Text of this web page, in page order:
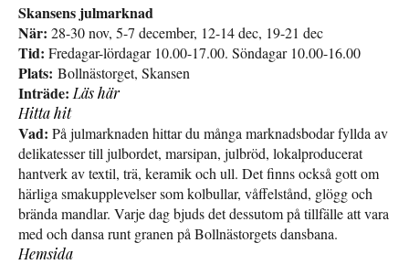
Skansens julmarknad
När: 28-30 nov, 5-7 december, 12-14 dec, 19-21 dec
Tid: Fredagar-lördagar 10.00-17.00. Söndagar 10.00-16.00
Plats: Bollnästorget, Skansen
Inträde:Läs här
Hitta hit
Vad: På julmarknaden hittar du många marknadsbodar fyllda av
delikatesser till julbordet, marsipan, julbröd, lokalproducerat
hantverk av textil, trä, keramik och ull. Det finns också gott om
härliga smakupplevelser som kolbullar, våffelstånd, glögg och
brända mandlar. Varje dag bjuds det dessutom på tillfälle att vara
med och dansa runt granen på Bollnästorgets dansbana.
Hemsida